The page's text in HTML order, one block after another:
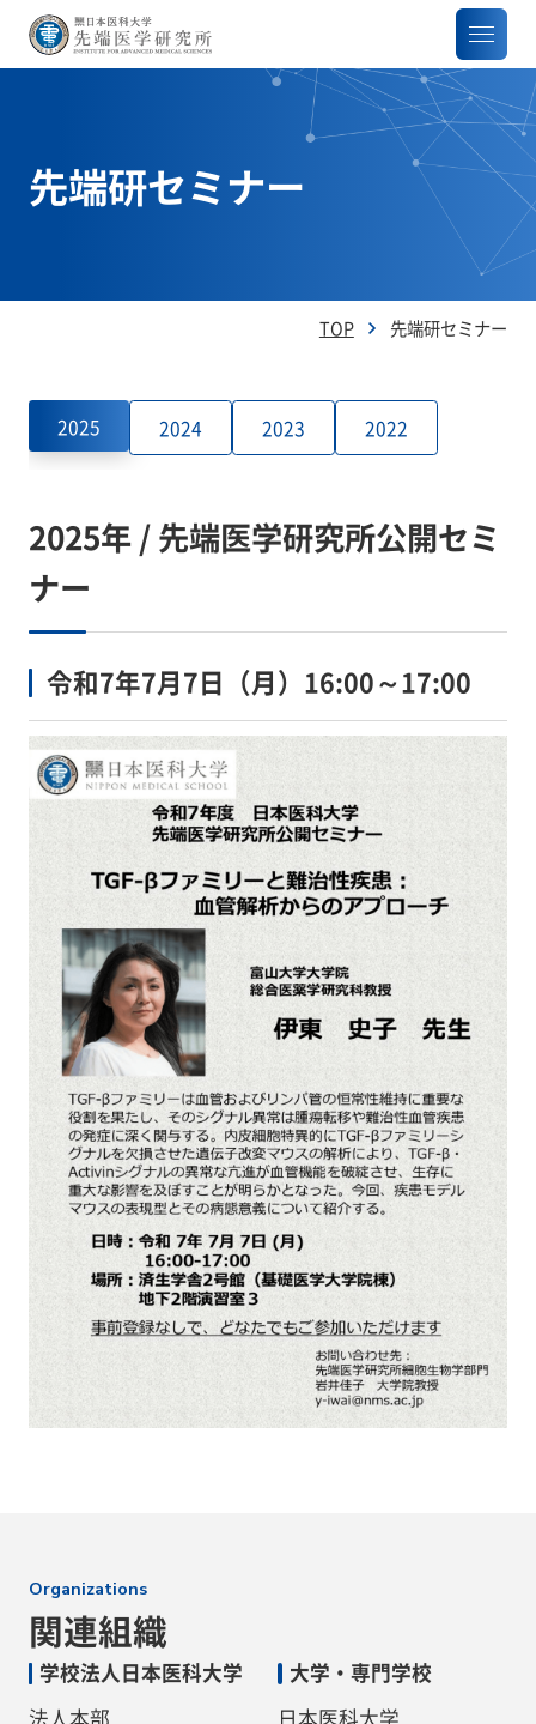
先端研セミナー
TOP 先端研セミナー
2025 2024 2023 2022
2025年 / 先端医学研究所公開セミ
ナー
令和7年7月7日（月）16:00～17:00
Organizations
関連組織
学校法人日本医科大学
大学・専門学校